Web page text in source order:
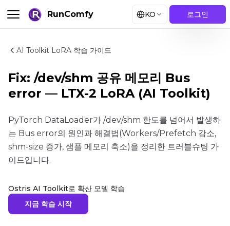
RunComfy KO 로그인
AI Toolkit LoRA 학습 가이드
Fix: /dev/shm 공유 메모리 Bus
error — LTX-2 LoRA (AI Toolkit)
PyTorch DataLoader가 /dev/shm 한도를 넘어서 발생하
는 Bus error의 원인과 해결법(Workers/Prefetch 감소,
shm-size 증가, 샘플 메모리 축소)을 정리한 트러블슈팅 가
이드입니다.
Ostris AI Toolkit로 확산 모델 학습
지금 학습 시작